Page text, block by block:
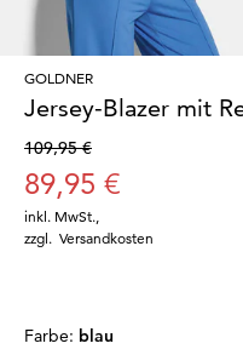
GOLDNER
Jersey-Blazer mit
109,95 €
89,95 €
inkl. MwSt.
zzgl. Versandkosten
Farbe: blau